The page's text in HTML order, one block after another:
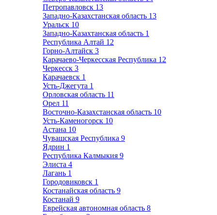
Петропавловск 13
Западно-Казахстанская область 13
Уральск 10
Западно-Казахтанская область 1
Республика Алтай 12
Горно-Алтайск 3
Карачаево-Черкесская Республика 12
Черкесск 3
Карачаевск 1
Усть-Джегута 1
Орловская область 11
Орел 11
Восточно-Казахстанская область 10
Усть-Каменогорск 10
Астана 10
Чувашская Республика 9
Ядрин 1
Республика Калмыкия 9
Элиста 4
Лагань 1
Городовиковск 1
Костанайская область 9
Костанай 9
Еврейская автономная область 8